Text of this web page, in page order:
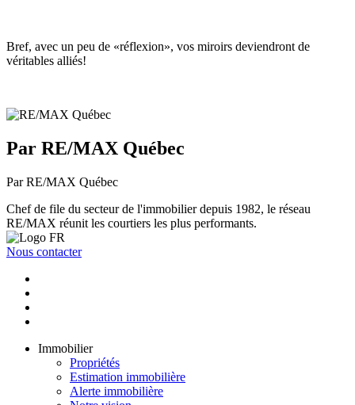
Bref, avec un peu de «réflexion», vos miroirs deviendront de
véritables alliés!
Par RE/MAX Québec
Par RE/MAX Québec
Chef de file du secteur de l'immobilier depuis 1982, le réseau
RE/MAX réunit les courtiers les plus performants.
Nous contacter
Immobilier
Propriétés
Estimation immobilière
Alerte immobilière